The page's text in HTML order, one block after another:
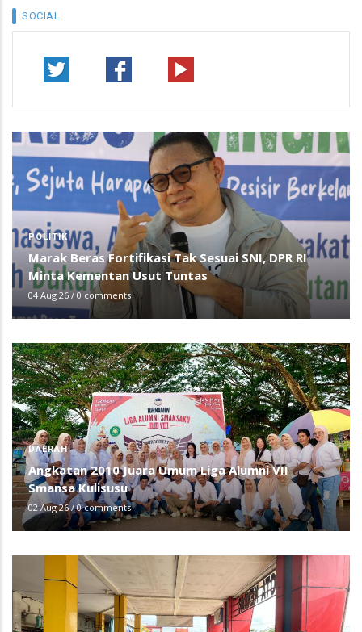
SOCIAL
POLITIK
Marak Beras Fortifikasi Tak Sesuai SNI, DPR RI
Minta Kementan Usut Tuntas
04 Aug 26 / 0 comments
DAERAH
Angkatan 2010 Juara Umum Liga Alumni VII
Smansa Kulisusu
02 Aug 26/0 comments